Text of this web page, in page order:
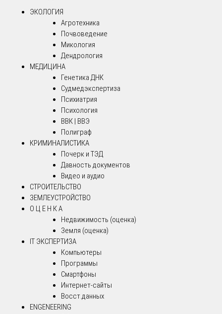
ЭКОЛОГИЯ
Агротехника
Почвоведение
Микология
Дендрология
МЕДИЦИНА
Генетика ДНК
Судмедэкспертиза
Психиатрия
Психология
ВВК | ВВЭ
Полиграф
КРИМИНАЛИСТИКА
Почерк и ТЭД
Давность документов
Видео и аудио
СТРОИТЕЛЬСТВО
ЗЕМЛЕУСТРОЙСТВО
О Ц Е Н К А
Недвижимость (оценка)
Земля (оценка)
IT ЭКСПЕРТИЗА
Компьютеры
Программы
Смартфоны
Интернет-сайты
Восст.данных
ENGENEERING